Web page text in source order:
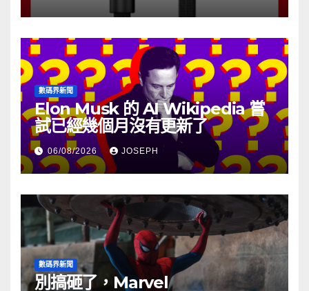
數碼界新聞
Elon Musk 的 AI Wikipedia 嘗
試已經幾個月沒有更新了
06/08/2026 JOSEPH
數碼界新聞
別搞砸了，Marvel